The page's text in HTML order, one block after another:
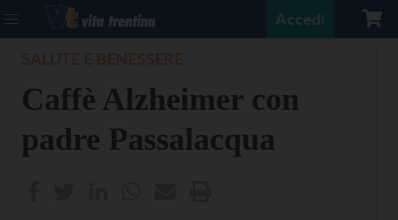
Accedi
Caffè Alzheimer con
padre Passalacqua